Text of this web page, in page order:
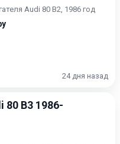
Audi 80 B2, 1986 год
24 дня назад
80 B3 1986-